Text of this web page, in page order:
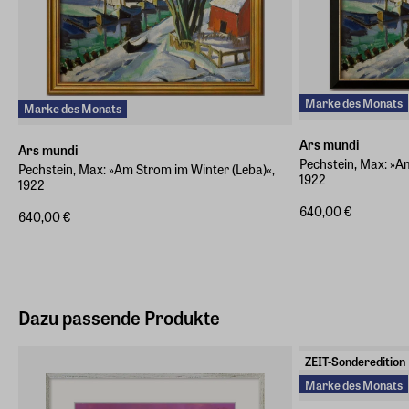
Marke des Monats
Ars mundi
Pechstein, Max: »Am Strom im Winter (Leba)«,
1922
640,00 €
Marke des Monats
Ars mundi
Pechstein, Max:
1922
640,00 €
Dazu passende Produkte
ZEIT-Sonderedition
Marke des Monats